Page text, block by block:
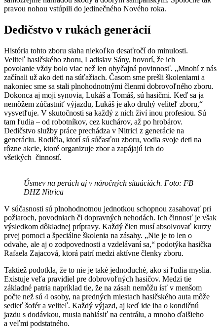
pravou nohou vstúpili do jedinečného Nového roka.
Dedičstvo v rukách generácií
História tohto zboru siaha niekoľko desaťročí do minulosti.
Veliteľ hasičského zboru, Ladislav Sány, hovorí, že ich
povolanie vždy bolo viac než len obyčajná povinnosť. „Mnohí z nás
začínali už ako deti na súťažiach. Časom sme prešli školeniami a
nakoniec sme sa stali plnohodnotnými členmi dobrovoľného zboru.
Dokonca aj moji synovia, Lukáš a Tomáš, sú hasičmi. Keď sa ja
nemôžem zúčastniť výjazdu, Lukáš je ako druhý veliteľ zboru,“
vysvetľuje. V skutočnosti sa každý z nich živí inou profesiou. Sú
tam ľudia – od robotníkov, cez kuchárov, až po hrobárov.
Dedičstvo služby práce prechádza v Nitrici z generácie na
generáciu. Rodičia, ktorí sú súčasťou zboru, vodia svoje deti na
rôzne akcie, ktoré organizuje zbor a zapájajú ich do
všetkých činností.
Úsmev na perách aj v náročných situáciách. Foto: FB
DHZ Nitrica
V súčasnosti sú plnohodnotnou jednotkou schopnou zasahovať pri
požiaroch, povodniach či dopravných nehodách. Ich činnosť je však
výsledkom dôkladnej prípravy. Každý člen musí absolvovať kurzy
prvej pomoci a špeciálne školenia na zásahy. „Nie je to len o
odvahe, ale aj o zodpovednosti a vzdelávaní sa,“ podotýka hasička
Rafaela Zajacová, ktorá patrí medzi aktívne členky zboru.
Taktiež podotkla, že to nie je také jednoduché, ako si ľudia myslia.
Existuje veľa pravidiel pre dobrovoľných hasičov. Medzi tie
základné patria napríklad tie, že na zásah nemôžu ísť v menšom
počte než sú 4 osoby, na predných miestach hasičského auta môže
sedieť šofér a veliteľ. Každý výjazd, aj keď ide iba o kondičnú
jazdu s dodávkou, musia nahlásiť na centrálu, a mnoho ďalšieho
a veľmi podstatného.